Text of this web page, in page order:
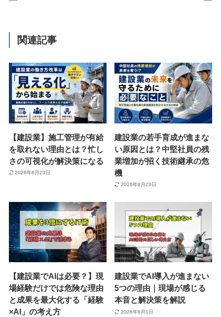
関連記事
【建設業】施工管理が有給
を取れない理由とは？忙し
さの可視化が解決策になる
2026年6月23日
建設業の若手育成が進まな
い原因とは？中堅社員の残
業増加が招く技術継承の危
機
2026年6月23日
【建設業でAIは必要？】現
場経験だけでは危険な理由
と成果を最大化する「経験
×AI」の考え方
建設業でAI導入が進まない
5つの理由｜現場が感じる
本音と解決策を解説
2026年6月1日